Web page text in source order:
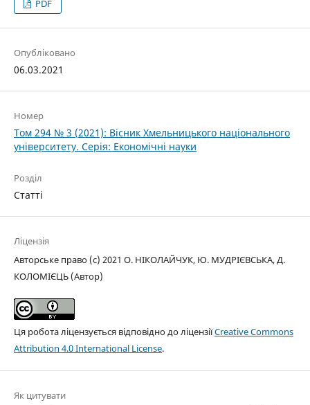
PDF
Опубліковано
06.03.2021
Номер
Том 294 № 3 (2021): Вісник Хмельницького національного
університету. Серія: Економічні науки
Розділ
Статті
Ліцензія
Авторське право (c) 2021 О. НІКОЛАЙЧУК, Ю. МУДРІЄВСЬКА, Д.
КОЛОМІЄЦЬ (Автор)
Ця робота ліцензується відповідно до ліцензіїCreative Commons
Attribution 4.0 International License.
Як цитувати